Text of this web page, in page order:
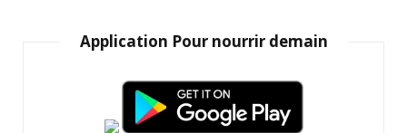
Application Pour nourrir demain